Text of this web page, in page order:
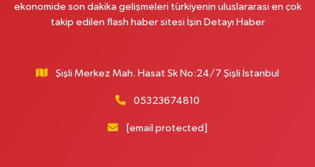
0 (212) 823 53 43 Yol Tarifi Al
Siyavuşpaşa Mahallesi Adnan Kahveci Bulvarı 154 B MEMORIAL
ekonomide son dakika gelişmeleri türkiyenin uluslararası en çok
takip edilen flash haber sitesi İşin Detayı Haber
Şişli Merkez Mah. Hasat Sk No:24/7 Şişli İstanbul
05323674810
[email protected]